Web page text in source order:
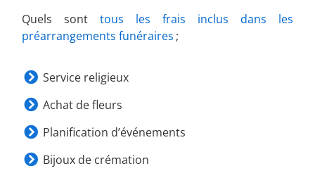
Quels sonttous les frais inclus dans les
préarrangements funéraires ;
Service religieux
Achat de fleurs
Planification d’événements
Bijoux de crémation